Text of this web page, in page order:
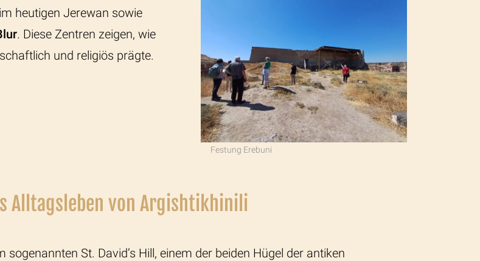
Festung Erebuni
im heutigen Jerewan sowie
. Diese Zentren zeigen, wie
und religiös prägte.
Alltagsleben von Argishtikhinili
sogenannten St. David’s Hill, einem der beiden Hügel der antiken